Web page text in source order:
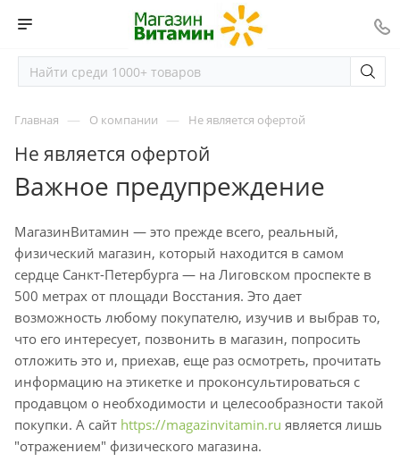
Главная — О компании — Не является офертой
Не является офертой
Важное предупреждение
МагазинВитамин — это прежде всего, реальный,
физический магазин, который находится в самом
сердце Санкт-Петербурга — на Лиговском проспекте в
500 метрах от площади Восстания. Это дает
возможность любому покупателю, изучив и выбрав то,
что его интересует, позвонить в магазин, попросить
отложить это и, приехав, еще раз осмотреть, прочитать
информацию на этикетке и проконсультироваться с
продавцом о необходимости и целесообразности такой
покупки. А сайт https://magazinvitamin.ru является лишь
"отражением" физического магазина.